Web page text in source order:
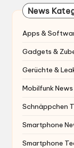
News
Apps &
Gadgets &
Gerüchte &
Mobilfunk News
Schnäppchen
Smartphone
Smartphone